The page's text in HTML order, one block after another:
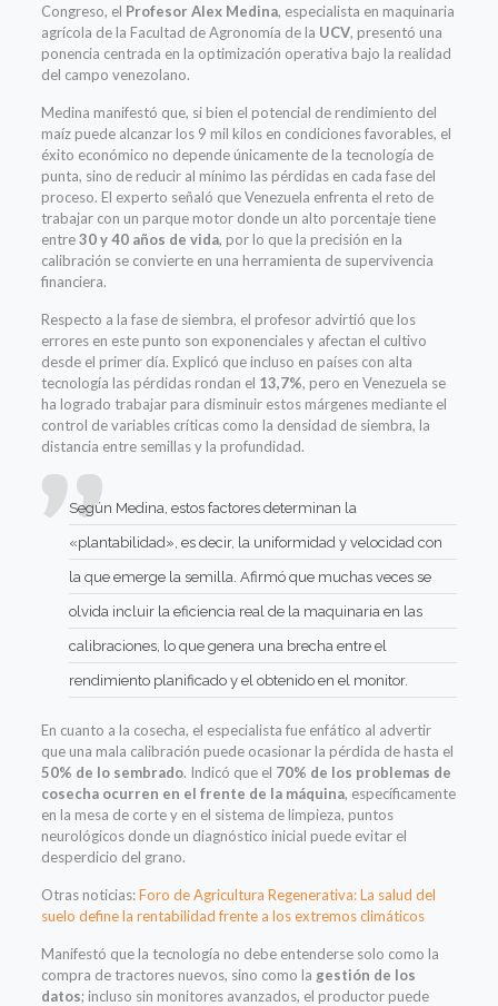
Congreso, el Profesor Alex Medina, especialista en maquinaria
agrícola de la Facultad de Agronomía de la UCV, presentó una
ponencia centrada en la optimización operativa bajo la realidad
del campo venezolano.
Medina manifestó que, si bien el potencial de rendimiento del
maíz puede alcanzar los 9 mil kilos en condiciones favorables, el
éxito económico no depende únicamente de la tecnología de
punta, sino de reducir al mínimo las pérdidas en cada fase del
proceso. El experto señaló que Venezuela enfrenta el reto de
trabajar con un parque motor donde un alto porcentaje tiene
entre30 y 40 años de vida, por lo que la precisión en la
calibración se convierte en una herramienta de supervivencia
financiera.
Respecto a la fase de siembra, el profesor advirtió que los
errores en este punto son exponenciales y afectan el cultivo
desde el primer día. Explicó que incluso en países con alta
tecnología las pérdidas rondan el 13,7%, pero en Venezuela se
ha logrado trabajar para disminuir estos márgenes mediante el
control de variables críticas como la densidad de siembra, la
distancia entre semillas y la profundidad.
Según Medina, estos factores determinan la
«plantabilidad», es decir, la uniformidad y velocidad con
la que emerge la semilla. Afirmó que muchas veces se
olvida incluir la eficiencia real de la maquinaria en las
calibraciones, lo que genera una brecha entre el
rendimiento planificado y el obtenido en el monitor.
En cuanto a la cosecha, el especialista fue enfático al advertir
que una mala calibración puede ocasionar la pérdida de hasta el
50% de lo sembrado. Indicó que el 70% de los problemas de
cosecha ocurren en el frente de la máquina, específicamente
en la mesa de corte y en el sistema de limpieza, puntos
neurológicos donde un diagnóstico inicial puede evitar el
desperdicio del grano.
Otras noticias:Foro de Agricultura Regenerativa: La salud del
suelo define la rentabilidad frente a los extremos climáticos
Manifestó que la tecnología no debe entenderse solo como la
compra de tractores nuevos, sino como la gestión de los
datos; incluso sin monitores avanzados, el productor puede